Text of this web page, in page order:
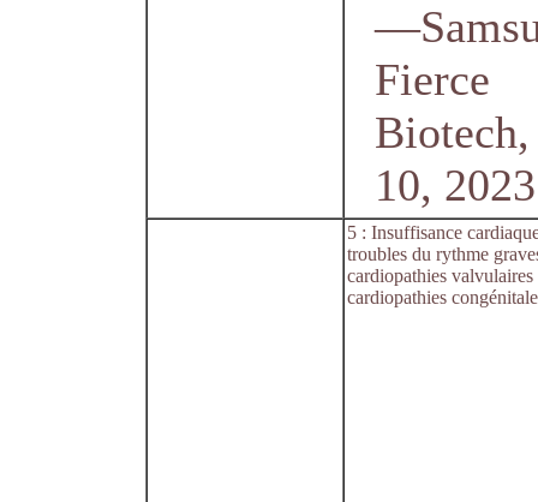
Fierce
10, 2023
5 : Insuffisance
troubles du rythme
cardiopathies valvulaires
cardiopathies